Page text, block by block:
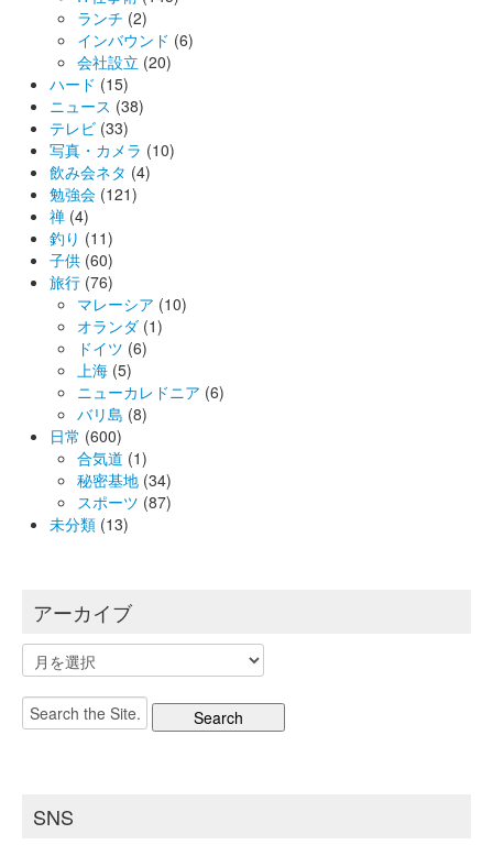
ランチ (2)
インバウンド (6)
会社設立 (20)
ハード (15)
ニュース (38)
テレビ (33)
写真・カメラ (10)
飲み会ネタ (4)
勉強会 (121)
禅 (4)
釣り (11)
子供 (60)
旅行 (76)
マレーシア (10)
オランダ (1)
ドイツ (6)
上海 (5)
ニューカレドニア (6)
バリ島 (8)
日常 (600)
合気道 (1)
秘密基地 (34)
スポーツ (87)
未分類 (13)
アーカイブ
ア
ー
カ
イ
Search
for:
SNS